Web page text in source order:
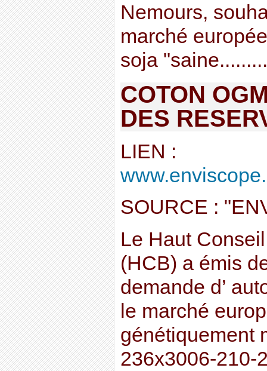
Nemours,
marché
soja
COTON
DES
LIEN :
SOURCE :
Le Haut
(HCB) a émis
demande d’
le marché
génétiquement
236x3006-210-